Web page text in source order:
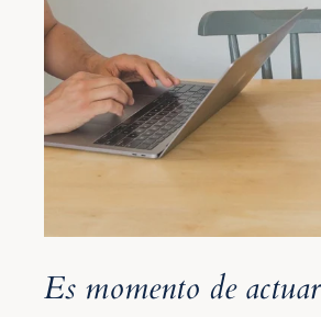
Es momento de actuar